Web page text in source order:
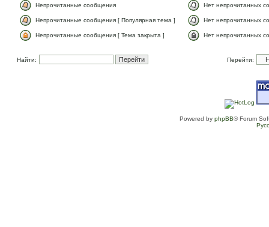
Непрочитанные сообщения Нет непрочитанных
Непрочитанные сообщения [ Популярная тема ] Нет непрочитанных
Непрочитанные сообщения [ Тема закрыта ] Нет непрочитанных
Найти: Перейти:
Powered by phpBB® Forum